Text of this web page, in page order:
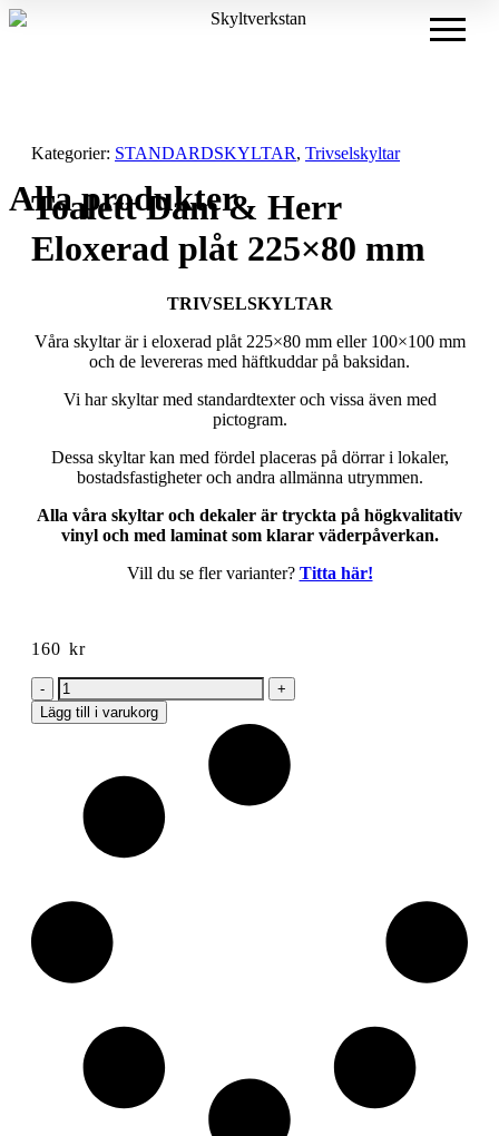
Alla produkter
Kategorier: STANDARDSKYLTAR, Trivselskyltar
Toalett Dam & Herr
Eloxerad plåt 225×80 mm
TRIVSELSKYLTAR
Våra skyltar är i eloxerad plåt 225×80 mm eller 100×100 mm
och de levereras med häftkuddar på baksidan.
Vi har skyltar med standardtexter och vissa även med
pictogram.
Dessa skyltar kan med fördel placeras på dörrar i lokaler,
bostadsfastigheter och andra allmänna utrymmen.
Alla våra skyltar och dekaler är tryckta på högkvalitativ
vinyl och med laminat som klarar väderpåverkan.
Vill du se fler varianter? Titta här!
160 kr
Toalett
Dam
&
Lägg till i varukorg